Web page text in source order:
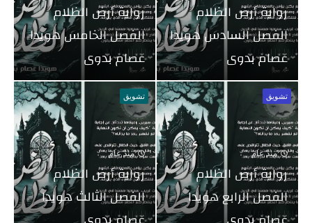
رواية أرض الظلام
الفصل السادس هويدا
عصام بدوى
رواية أرض الظلام
الفصل الخامس هويدا
عصام بدوى
تشويق
منذ عام
رواية أرض الظلام
الفصل الرابع هويدا
تشويق
منذ عام
رواية أرض الظلام
الفصل الثالث هويدا